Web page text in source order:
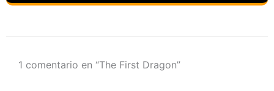
1 comentario en “The First Dragon”